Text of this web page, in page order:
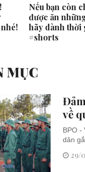
Nếu bạn còn
được ăn
hãy dành thời
#shorts
MỤC
về
BPO -
dân
29/